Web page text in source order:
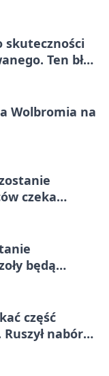
skuteczności
Ten błąd
Wolbromia na
czeka
będą
część
nabór